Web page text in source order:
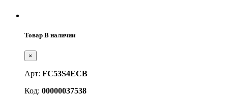
Товар В наличии
×
Арт: FC53S4ECB
Код: 00000037538